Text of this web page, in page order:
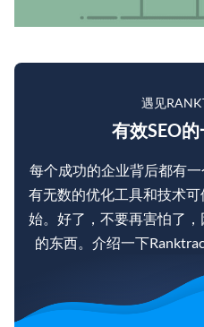
遇见
有效SEO
每个成功的企业背后都有一
有无数的优化工具和技术
始。好了，不要再害怕了
的东西。介绍一下